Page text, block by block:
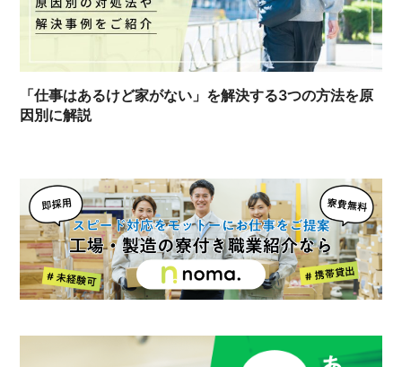
「仕事はあるけど家がない」を解決する3つの方法を原
因別に解説